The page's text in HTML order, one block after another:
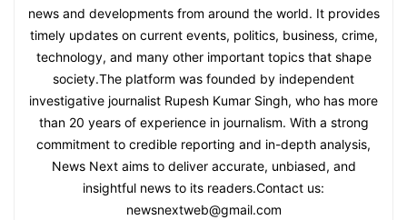
news and developments from around the world. It provides
timely updates on current events, politics, business, crime,
technology, and many other important topics that shape
society.The platform was founded by independent
investigative journalist Rupesh Kumar Singh, who has more
than 20 years of experience in journalism. With a strong
commitment to credible reporting and in-depth analysis,
News Next aims to deliver accurate, unbiased, and
insightful news to its readers.Contact us:
newsnextweb@gmail.com